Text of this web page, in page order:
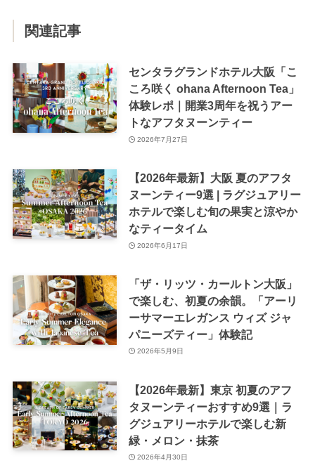
関連記事
センタラグランドホテル大阪「こ
ころ咲く ohana Afternoon Tea」
体験レポ｜開業3周年を祝うアー
トなアフタヌーンティー
2026年7月27日
【2026年最新】大阪 夏のアフタ
ヌーンティー9選 | ラグジュアリー
ホテルで楽しむ旬の果実と涼やか
なティータイム
2026年6月17日
「ザ・リッツ・カールトン大阪」
で楽しむ、初夏の余韻。「アーリ
ーサマーエレガンス ウィズ ジャ
パニーズティー」体験記
2026年5月9日
【2026年最新】東京 初夏のアフ
タヌーンティーおすすめ9選｜ラ
グジュアリーホテルで楽しむ新
緑・メロン・抹茶
2026年4月30日